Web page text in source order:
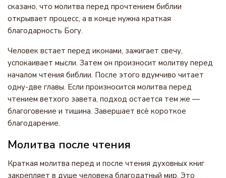
сказано, что молитва перед прочтением библии
открывает процесс, а в конце нужна краткая
благодарность Богу.
Человек встает перед иконами, зажигает свечу,
успокаивает мысли. Затем он произносит молитву перед
началом чтения библии. После этого вдумчиво читает
одну-две главы. Если произносится молитва перед
чтением ветхого завета, подход остается тем же —
благоговение и тишина. Завершает всё короткое
благодарение.
Молитва после чтения
Краткая молитва перед и после чтения духовных книг
закрепляет в душе человека благодатный мир. Это